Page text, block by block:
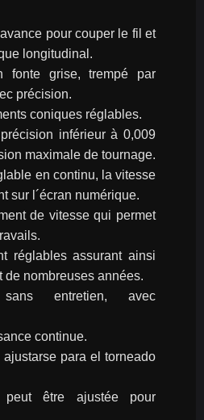
pour couper le fil et
longitudinal.
fonte grise, trempé par
précision.
coniques réglables.
inférieur à 0,009
maximale de tournage.
en continu, la vitesse
sur l´écran numérique.
de vitesse qui permet
réglables assurant ainsi
de nombreuses années.
entretien, avec
continue.
para el torneado
être ajustée pour